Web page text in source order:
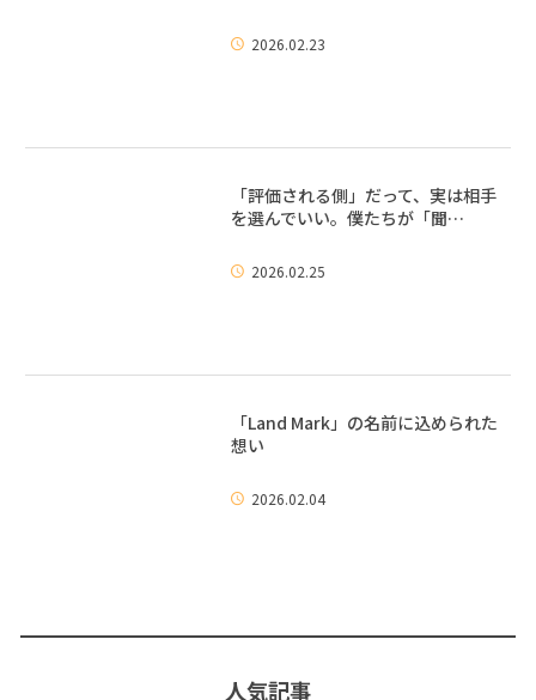
2026.02.23
「評価される側」だって、実は相手
を選んでいい。僕たちが「聞…
2026.02.25
「Land Mark」の名前に込められた
想い
2026.02.04
人気記事